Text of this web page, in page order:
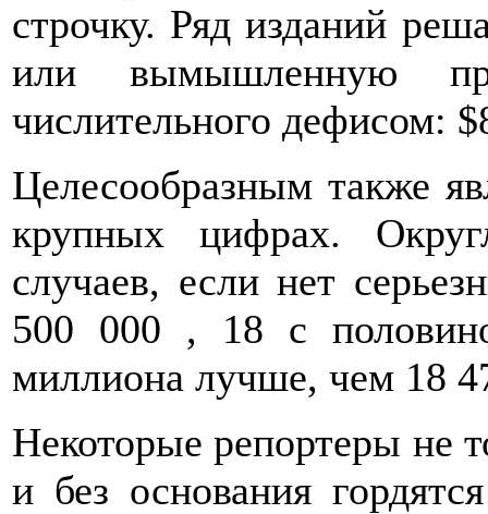
строчку. Ряд изданий
или вымышленную
числительного дефисом:
Целесообразным также
крупных цифрах.
случаев, если нет
500 000 , 18 с
миллиона лучше, чем 18
Некоторые репортеры не
и без основания